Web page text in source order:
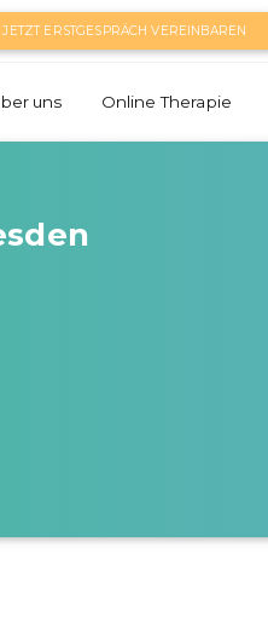
JETZT ERSTGESPRÄCH VEREINBAREN
uns Online Therapie